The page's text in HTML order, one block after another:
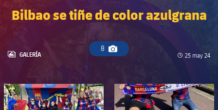
Bilbao se tiñe de color azulgrana
8
Icono de cámara
LABEL.ARIA.GALLERY
GALERÍA Fecha de
25 may 24
FC Barcelona club badge FC Barcelona club badge